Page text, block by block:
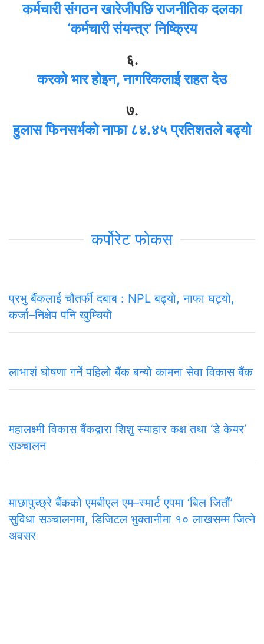
कर्मचारी संगठन खारेजीपछि राजनीतिक दलका
‘कर्मचारी संयन्त्र’ निष्क्रिय
६.
करको भार होइन, नागरिकलाई राहत देउ
७.
हुलास फिनसर्भको नाफा ८४.४५ प्रतिशतले बढ्यो
कर्पोरेट फोकस
प्रभु बैंकलाई चौतर्फी दबाब : NPL बढ्यो, नाफा घट्यो,
कर्जा–निक्षेप पनि खुम्चियो
लाभाशं घोषणा गर्ने पहिलो बैंक बन्यो कामना सेवा विकास बैंक
महालक्ष्मी विकास बैंकद्वारा शिशु स्याहार कक्ष तथा ‘डे केयर’
सञ्चालन
माछापुच्छ्रे बैंकको एमबीएल एम–स्मार्ट एपमा ‘बिल जितौं’
सुविधा सञ्चालनमा, डिजिटल भुक्तानीमा १० लाखसम्म जित्ने
अवसर